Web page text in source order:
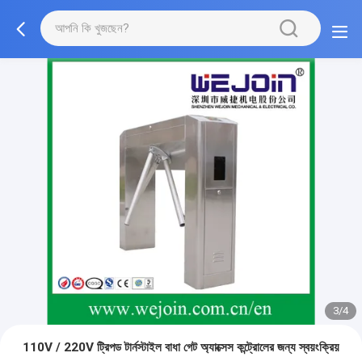
3/4
110V / 220V ট্রিপড টার্নস্টাইল বাধা গেট অ্যাক্সেস কন্ট্রোলের জন্য স্বয়ংক্রিয়